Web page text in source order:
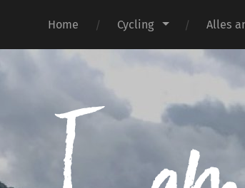
Home Cycling Alles